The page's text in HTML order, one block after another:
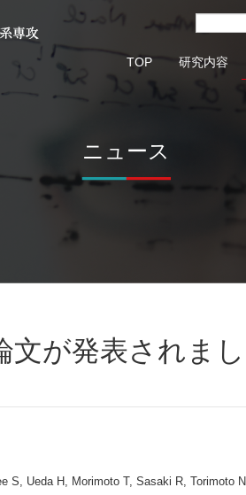
TOP 研究内容
ニュース
S, Ueda H, Morimoto T, Sasaki R, Torimoto N,